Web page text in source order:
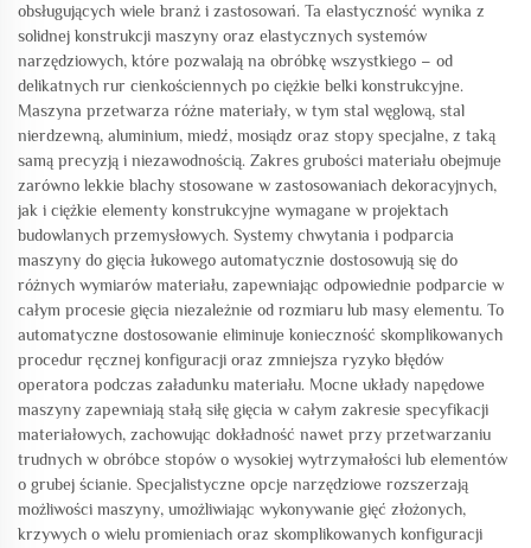
obsługujących wiele branż i zastosowań. Ta elastyczność wynika z
solidnej konstrukcji maszyny oraz elastycznych systemów
narzędziowych, które pozwalają na obróbkę wszystkiego – od
delikatnych rur cienkościennych po ciężkie belki konstrukcyjne.
Maszyna przetwarza różne materiały, w tym stal węglową, stal
nierdzewną, aluminium, miedź, mosiądz oraz stopy specjalne, z taką
samą precyzją i niezawodnością. Zakres grubości materiału obejmuje
zarówno lekkie blachy stosowane w zastosowaniach dekoracyjnych,
jak i ciężkie elementy konstrukcyjne wymagane w projektach
budowlanych przemysłowych. Systemy chwytania i podparcia
maszyny do gięcia łukowego automatycznie dostosowują się do
różnych wymiarów materiału, zapewniając odpowiednie podparcie w
całym procesie gięcia niezależnie od rozmiaru lub masy elementu. To
automatyczne dostosowanie eliminuje konieczność skomplikowanych
procedur ręcznej konfiguracji oraz zmniejsza ryzyko błędów
operatora podczas załadunku materiału. Mocne układy napędowe
maszyny zapewniają stałą siłę gięcia w całym zakresie specyfikacji
materiałowych, zachowując dokładność nawet przy przetwarzaniu
trudnych w obróbce stopów o wysokiej wytrzymałości lub elementów
o grubej ścianie. Specjalistyczne opcje narzędziowe rozszerzają
możliwości maszyny, umożliwiając wykonywanie gięć złożonych,
krzywych o wielu promieniach oraz skomplikowanych konfiguracji